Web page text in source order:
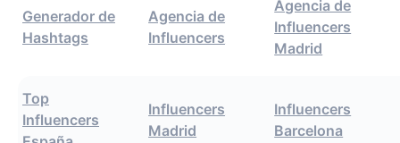
Generador de
Hashtags
Agencia de
Influencers
Agencia de
Influencers
Madrid
Top
Influencers
Influencers
Madrid
Influencers
Barcelona